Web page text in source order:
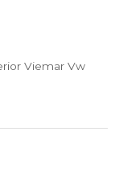
Viemar Vw